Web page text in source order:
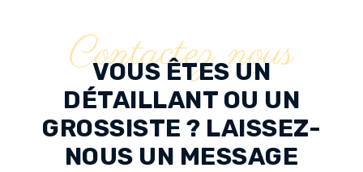
Contactez nous
VOUS ÊTES UN
DÉTAILLANT OU UN
GROSSISTE ? LAISSEZ-
NOUS UN MESSAGE